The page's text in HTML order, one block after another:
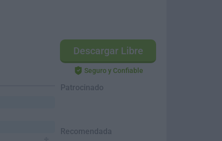
Descargar Libre
Seguro y Confiable
Patrocinado
Recomendada